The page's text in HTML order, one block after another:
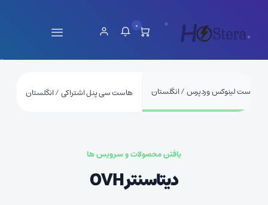
0
هاست سی پنل اشتراکی / انگلستان هاست لینوکس وردپرس / انگلستان
یافتن محصولات و سرویس ها
دیتاسنتر OVH